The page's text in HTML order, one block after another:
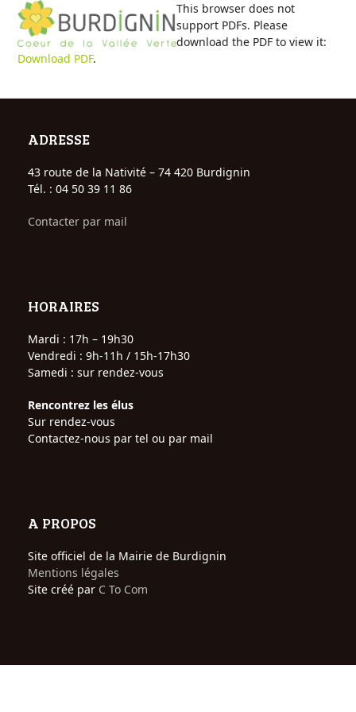
Skip
content
Open
mobile
menu
Close
mobile
menu
This browser does not
support PDFs. Please
download the PDF to view it:
Download PDF.
ADRESSE
43 route de la Nativité – 74 420 Burdignin
Tél. : 04 50 39 11 86
Contacter par mail
HORAIRES
Mardi : 17h – 19h30
Vendredi : 9h-11h / 15h-17h30
Samedi : sur rendez-vous
Rencontrez les élus
Sur rendez-vous
Contactez-nous par tel ou par mail
A PROPOS
Site officiel de la Mairie de Burdignin
Mentions légales
Site créé par C To Com